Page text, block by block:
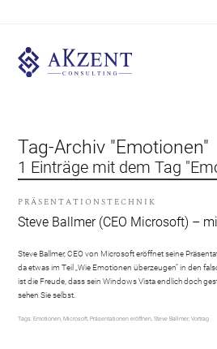
Tag-Archiv "Emotionen"
1 Einträge mit dem Tag
PRÄSENTATIONSTECHNIK
Steve Ballmer (CEO Microsoft) –
Steve Ballmer, CEO von Microsoft eröffnet seine
da etwas im Teil „Wie Emotionen überzeugen“ in den
ist die Freude, dass sein Windows Vista endlich doch
sehen Sie selbst.
Tags: Emotionen, Microsoft, Präsentationen eröffnen,Steve Ballmer,Vortrag